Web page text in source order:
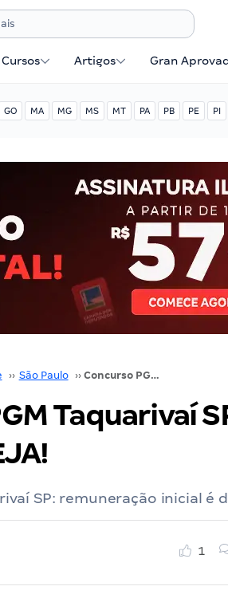
Cursos Artigos Gran
GO MA MG MS MT PA PB PE PI
›› São Paulo ›› Concurso PGM Taquarivaí SP: inscrições abertas. VEJA!
Taquarivaí
SP: remuneração inicial é
1